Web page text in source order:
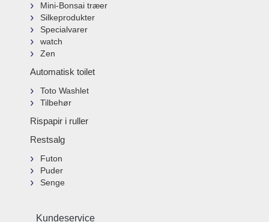
Mini-Bonsai træer
Silkeprodukter
Specialvarer
watch
Zen
Automatisk toilet
Toto Washlet
Tilbehør
Rispapir i ruller
Restsalg
Futon
Puder
Senge
Kundeservice